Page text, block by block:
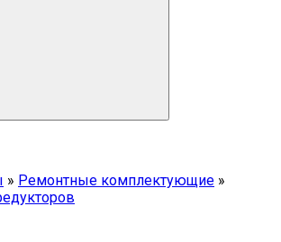
» Ремонтные комплектующие »